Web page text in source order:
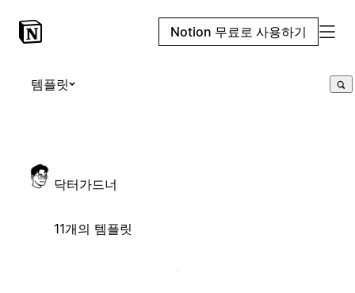
Notion 무료로 사용하기
템플릿
닥터가드너
11개의 템플릿